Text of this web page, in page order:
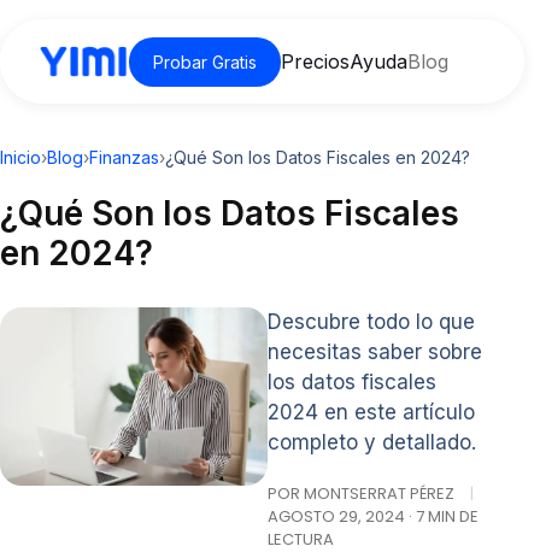
Probar Gratis PreciosAyudaBlog
Inicio›Blog›Finanzas›¿Qué Son los Datos Fiscales en 2024?
¿Qué Son los Datos Fiscales
en 2024?
Descubre todo lo que
necesitas saber sobre
los datos fiscales
2024 en este artículo
completo y detallado.
POR MONTSERRAT PÉREZ
|
AGOSTO 29, 2024 · 7 MIN DE
LECTURA